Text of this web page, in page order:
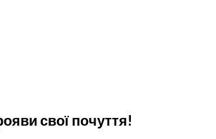
свої почуття!